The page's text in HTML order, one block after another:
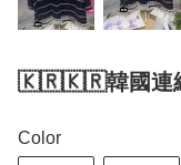
🇰🇷🇰🇷韓國連線
Color